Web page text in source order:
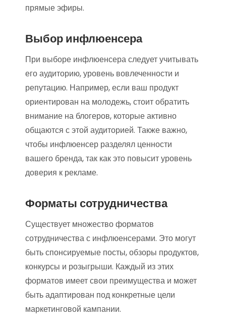
прямые эфиры.
Выбор инфлюенсера
При выборе инфлюенсера следует учитывать
его аудиторию, уровень вовлеченности и
репутацию. Например, если ваш продукт
ориентирован на молодежь, стоит обратить
внимание на блогеров, которые активно
общаются с этой аудиторией. Также важно,
чтобы инфлюенсер разделял ценности
вашего бренда, так как это повысит уровень
доверия к рекламе.
Форматы сотрудничества
Существует множество форматов
сотрудничества с инфлюенсерами. Это могут
быть спонсируемые посты, обзоры продуктов,
конкурсы и розыгрыши. Каждый из этих
форматов имеет свои преимущества и может
быть адаптирован под конкретные цели
маркетинговой кампании.